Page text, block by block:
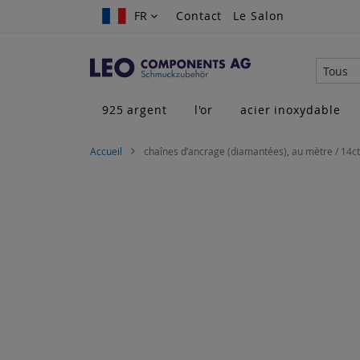
FR
FR Contact Le Salon
Tous
925 argent
l'or acier inoxydable
Accueil chaînes d’ancrage (diamantées), au mètre /